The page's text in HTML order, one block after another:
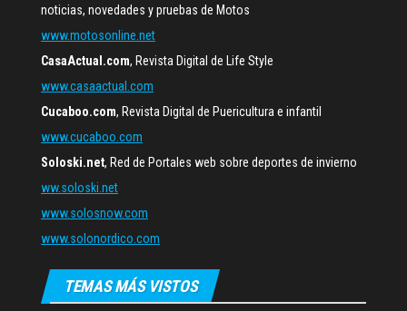
noticias, novedades y pruebas de Motos
www.motosonline.net
CasaActual.com, Revista Digital de Life Style
www.casaactual.com
Cucaboo.com, Revista Digital de Puericultura e infantil
www.cucaboo.com
Soloski.net, Red de Portales web sobre deportes de invierno
ww.soloski.net
www.solosnow.com
www.solonordico.com
TEMAS MÁS VISTOS